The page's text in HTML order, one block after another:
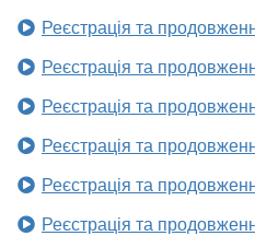
Реєстрація та
Реєстрація та
Реєстрація та
Реєстрація та
Реєстрація та
Реєстрація та